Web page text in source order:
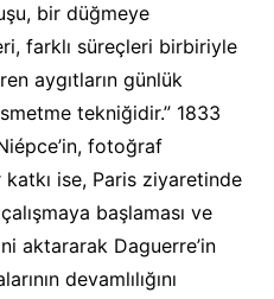
bir düğmeye
farklı süreçleri birbiriyle
aygıtların günlük
tekniğidir.” 1833
fotoğraf
katkı ise, Paris ziyaretinde
başlaması ve
aktararak Daguerre’in
devamlılığını